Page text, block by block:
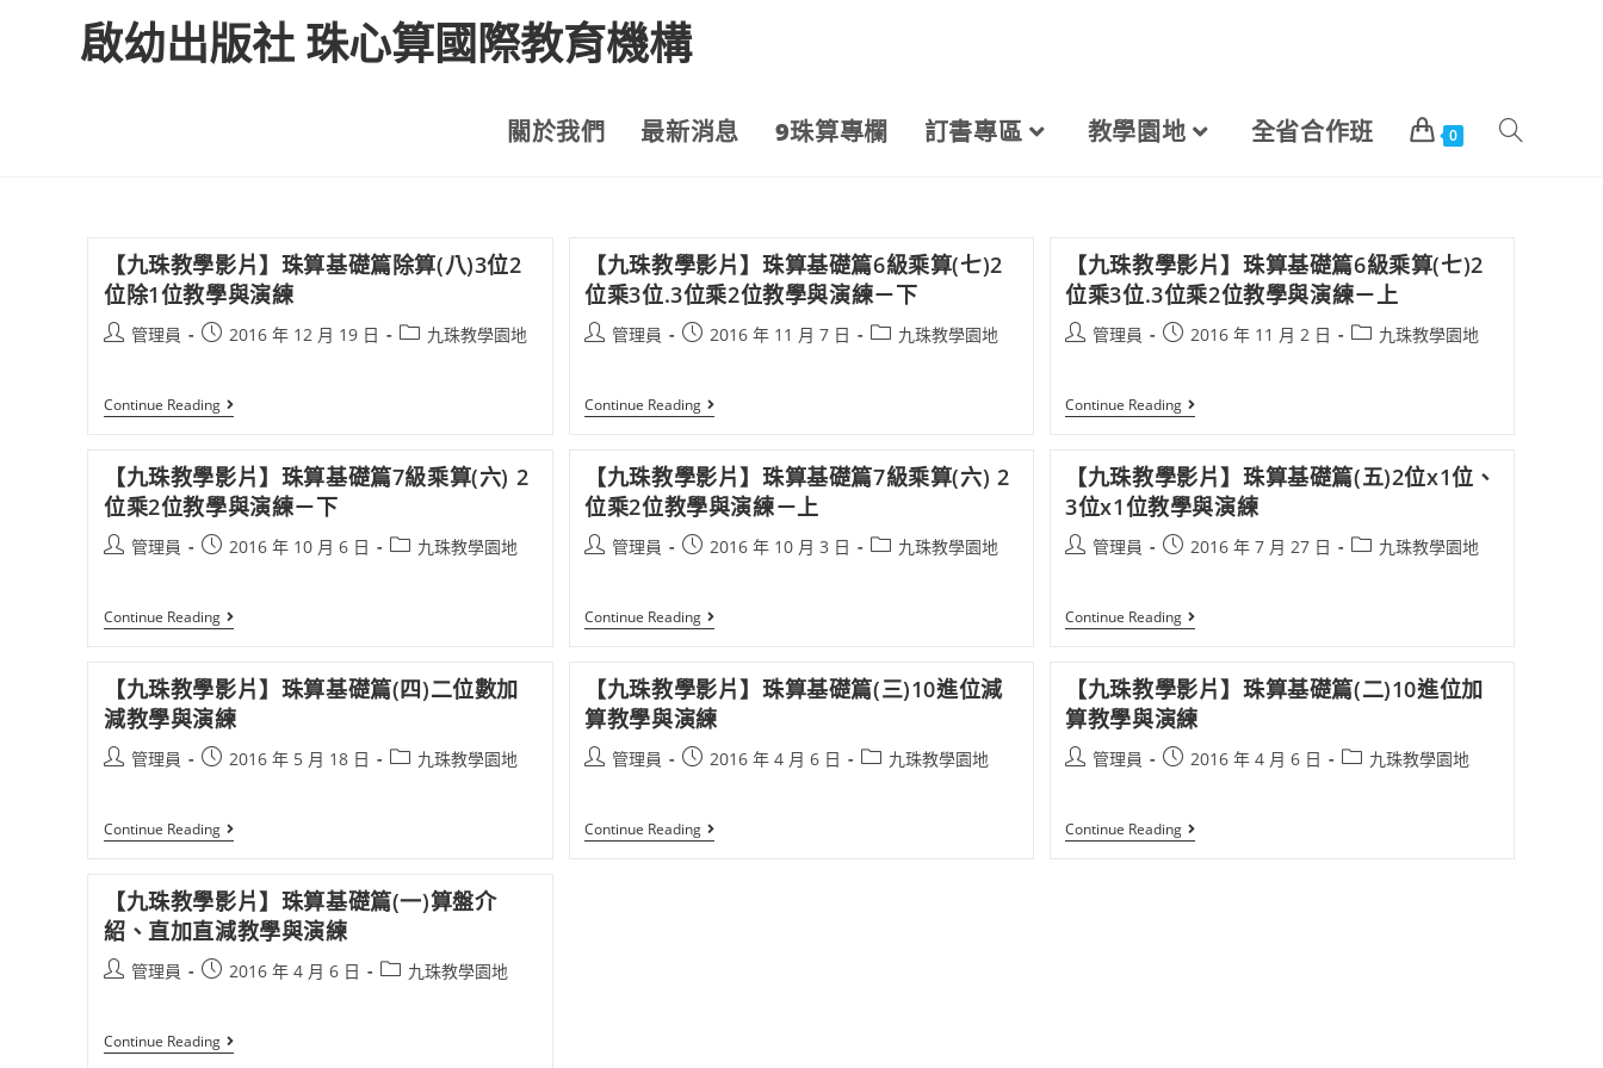
啟幼出版社 珠心算國際教育機構
關於我們 最新消息 9珠算專欄 訂書專區 教學園地 全省合作班 0
【九珠教學影片】珠算基礎篇除算(八)3位2
位除1位教學與演練
管理員 2016 年 12 月 19 日 九珠教學園地
Continue Reading
【九珠教學影片】珠算基礎篇6級乘算(七)2
位乘3位.3位乘2位教學與演練－下
管理員 2016 年 11 月 7 日 九珠教學園地
Continue Reading
【九珠教學影片】珠算基礎篇6級乘算(七)2
位乘3位.3位乘2位教學與演練－上
管理員 2016 年 11 月 2 日 九珠教學園地
Continue Reading
【九珠教學影片】珠算基礎篇7級乘算(六) 2
位乘2位教學與演練－下
管理員 2016 年 10 月 6 日 九珠教學園地
Continue Reading
【九珠教學影片】珠算基礎篇7級乘算(六) 2
位乘2位教學與演練－上
管理員 2016 年 10 月 3 日 九珠教學園地
Continue Reading
【九珠教學影片】珠算基礎篇(五)2位x1位、
3位x1位教學與演練
管理員 2016 年 7 月 27 日 九珠教學園地
Continue Reading
【九珠教學影片】珠算基礎篇(四)二位數加
減教學與演練
管理員 2016 年 5 月 18 日 九珠教學園地
Continue Reading
【九珠教學影片】珠算基礎篇(三)10進位減
算教學與演練
管理員 2016 年 4 月 6 日 九珠教學園地
Continue Reading
【九珠教學影片】珠算基礎篇(二)10進位加
算教學與演練
管理員 2016 年 4 月 6 日 九珠教學園地
Continue Reading
【九珠教學影片】珠算基礎篇(一)算盤介
紹、直加直減教學與演練
管理員 2016 年 4 月 6 日 九珠教學園地
Continue Reading